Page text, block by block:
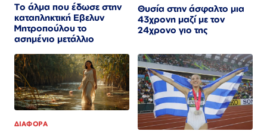
Το άλμα που έδωσε στην
καταπληκτική Εβελυν
Μητροπούλου το
ασημένιο μετάλλιο
Θυσία στην άσφαλτο μια
43χρονη μαζί με τον
24χρονο γιο της
ΔΙΑΦΟΡΑ